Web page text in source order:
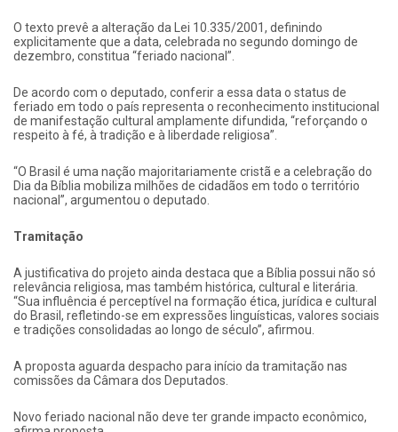
O texto prevê a alteração da Lei 10.335/2001, definindo
explicitamente que a data, celebrada no segundo domingo de
dezembro, constitua “feriado nacional”.
De acordo com o deputado, conferir a essa data o status de
feriado em todo o país representa o reconhecimento institucional
de manifestação cultural amplamente difundida, “reforçando o
respeito à fé, à tradição e à liberdade religiosa”.
“O Brasil é uma nação majoritariamente cristã e a celebração do
Dia da Bíblia mobiliza milhões de cidadãos em todo o território
nacional”, argumentou o deputado.
Tramitação
A justificativa do projeto ainda destaca que a Bíblia possui não só
relevância religiosa, mas também histórica, cultural e literária.
“Sua influência é perceptível na formação ética, jurídica e cultural
do Brasil, refletindo-se em expressões linguísticas, valores sociais
e tradições consolidadas ao longo de século”, afirmou.
A proposta aguarda despacho para início da tramitação nas
comissões da Câmara dos Deputados.
Novo feriado nacional não deve ter grande impacto econômico,